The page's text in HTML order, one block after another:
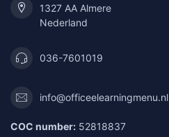
1327 AA Almere
Nederland
036-7601019
info@officeelearningmenu.nl
COC number: 52818837